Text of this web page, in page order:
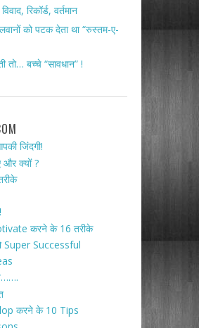
रिकॉर्ड, वर्तमान
को पटक देता था “रुस्तम-ए-
तो… बच्चे “सावधान” !
जिंदगी!
और क्यों ?
करने के 16 तरीके
Super Successful
करने के 10 Tips